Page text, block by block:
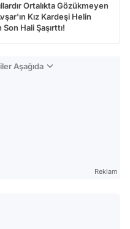
Ortalıkta Gözükmeyen
Kız Kardeşi Helin
Son Hali Şaşırttı!
Aşağıda
Reklam